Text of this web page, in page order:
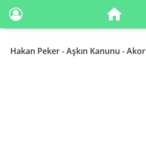
Hakan Peker- Aşkın Kanunu - Akor